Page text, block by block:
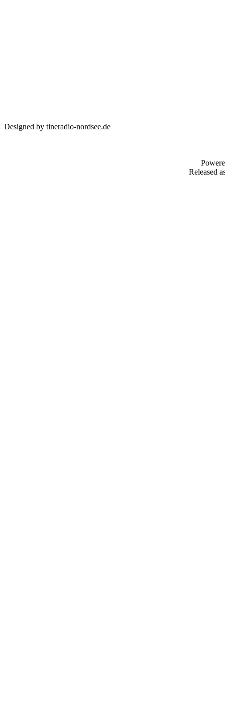
Designed by tineradio-nordsee.de
Released